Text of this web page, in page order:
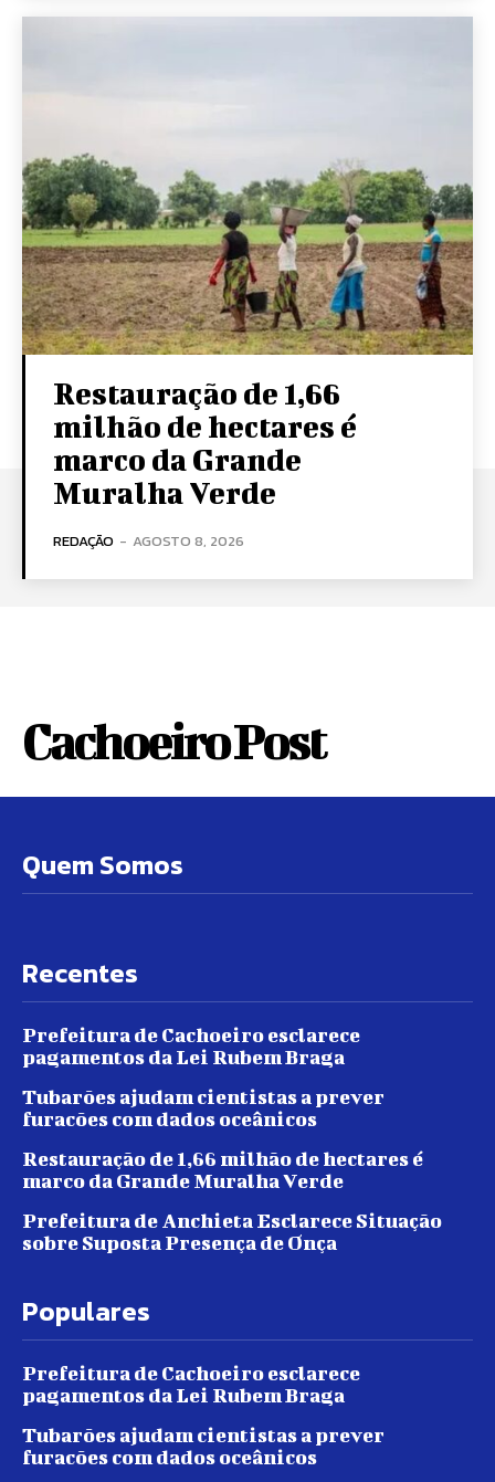
Restauração de 1,66
milhão de hectares é
marco da Grande
Muralha Verde
REDAÇÃO - AGOSTO 8, 2026
Cachoeiro Post
Quem Somos
Recentes
Prefeitura de Cachoeiro esclarece
pagamentos da Lei Rubem Braga
Tubarões ajudam cientistas a prever
furacões com dados oceânicos
Restauração de 1,66 milhão de hectares é
marco da Grande Muralha Verde
Prefeitura de Anchieta Esclarece Situação
sobre Suposta Presença de Onça
Populares
Prefeitura de Cachoeiro esclarece
pagamentos da Lei Rubem Braga
Tubarões ajudam cientistas a prever
furacões com dados oceânicos